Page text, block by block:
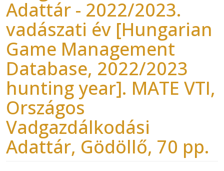
Adattár - 2022/2023.
vadászati év [Hungarian
Game Management
Database, 2022/2023
hunting year]. MATE VTI,
Országos
Vadgazdálkodási
Adattár, Gödöllő, 70 pp.